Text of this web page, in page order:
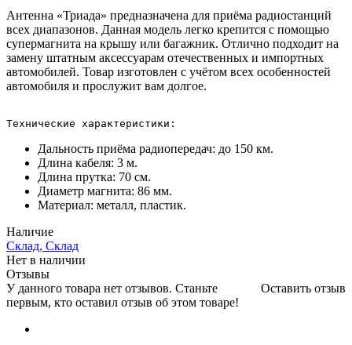
Антенна «Триада» предназначена для приёма радиостанций
всех диапазонов. Данная модель легко крепится с помощью
супермагнита на крышу или багажник. Отлично подходит на
замену штатным аксессуарам отечественных и импортных
автомобилей. Товар изготовлен с учётом всех особенностей
автомобиля и прослужит вам долгое.
Технические характеристики:
Дальность приёма радиопередач: до 150 км.
Длина кабеля: 3 м.
Длина прутка: 70 см.
Диаметр магнита: 86 мм.
Материал: металл, пластик.
Наличие
Склад, Склад
Нет в наличии
Отзывы
Оставить отзыв
У данного товара нет отзывов. Станьте
первым, кто оставил отзыв об этом товаре!